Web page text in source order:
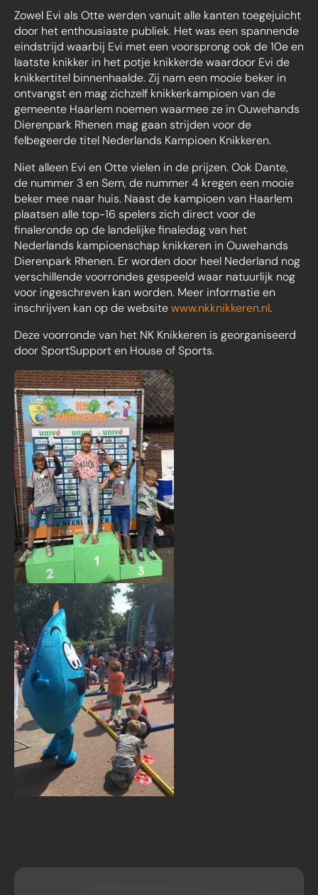
Zowel Evi als Otte werden vanuit alle kanten toegejuicht
door het enthousiaste publiek. Het was een spannende
eindstrijd waarbij Evi met een voorsprong ook de 10e en
laatste knikker in het potje knikkerde waardoor Evi de
knikkertitel binnenhaalde. Zij nam een mooie beker in
ontvangst en mag zichzelf knikkerkampioen van de
gemeente Haarlem noemen waarmee ze in Ouwehands
Dierenpark Rhenen mag gaan strijden voor de
felbegeerde titel Nederlands Kampioen Knikkeren.
Niet alleen Evi en Otte vielen in de prijzen. Ook Dante,
de nummer 3 en Sem, de nummer 4 kregen een mooie
beker mee naar huis. Naast de kampioen van Haarlem
plaatsen alle top-16 spelers zich direct voor de
finaleronde op de landelijke finaledag van het
Nederlands kampioenschap knikkeren in Ouwehands
Dierenpark Rhenen. Er worden door heel Nederland nog
verschillende voorrondes gespeeld waar natuurlijk nog
voor ingeschreven kan worden. Meer informatie en
inschrijven kan op de websitewww.nkknikkeren.nl.
Deze voorronde van het NK Knikkeren is georganiseerd
door SportSupport en House of Sports.